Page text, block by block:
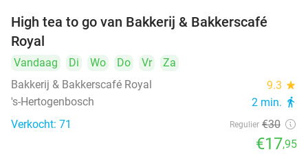
40%
High tea to go van Bakkerij & Bakkerscafé
Royal
Vandaag Di Wo Do Vr
Za
Bakkerij & Bakkerscafé Royal
9.3 star
's-Hertogenbosch 2 min. directions_walk
Verkocht: 71 Regulier €30
€17,95